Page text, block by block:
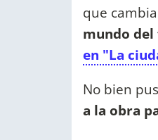
que
mundo
en "La
No bien
a la obra